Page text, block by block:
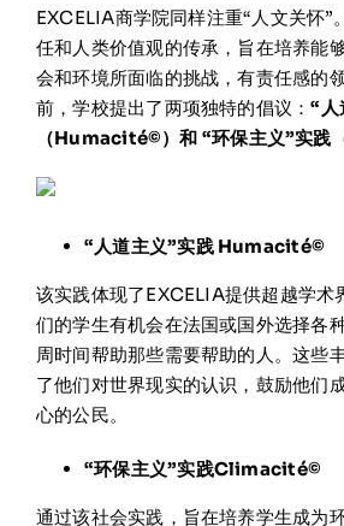
联系我们
EXCELIA商学院同样注重“人文关怀”
任和人类价值观的传承，旨在培养能
会和环境所面临的挑战，有责任感的
前，学校提出了两项独特的倡议：“人
（Humacité©）和 “环保主义”实
“人道主义”实践 Humacité©
该实践体现了EXCELIA提供超越学术
们的学生有机会在法国或国外选择各
周时间帮助那些需要帮助的人。这些
了他们对世界现实的认识，鼓励他们
心的公民。
“环保主义”实践Climacité©
通过该社会实践，旨在培养学生成为